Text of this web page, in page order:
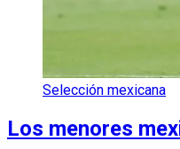
Selección mexicana
Los menores